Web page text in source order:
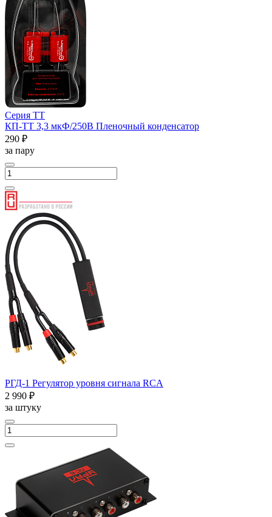
Серия ТТ
КП-ТТ 3,3 мкФ/250В Пленочный конденсатор
290 ₽
за пару
РГД-1 Регулятор уровня сигнала RCA
2 990 ₽
за штуку